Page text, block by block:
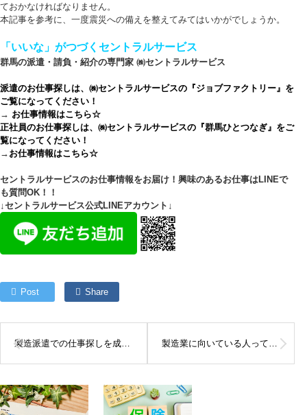
ておかなければなりません。
本記事を参考に、一度震災への備えを整えてみてはいかがでしょうか。
「いいな」がつづくセントラルサービス
群馬の派遣・請負・紹介の専門家 ㈱セントラルサービス
派遣のお仕事探しは、㈱セントラルサービスの『ジョブファクトリー』を
ご覧になってください！
→ お仕事情報はこちら☆
正社員のお仕事探しは、㈱セントラルサービスの『群馬ひとつなぎ』をご
覧になってください！
→ お仕事情報はこちら☆
セントラルサービスのお仕事情報をお届け！興味のあるお仕事はLINEで
も質問OK！！
↓セントラルサービス公式LINEアカウント↓
Post Share
製造派遣での仕事探しを成功に導くポイントとは？ 製造業に向いている人ってどんな人？製造業に向いている人の特徴を徹底解説